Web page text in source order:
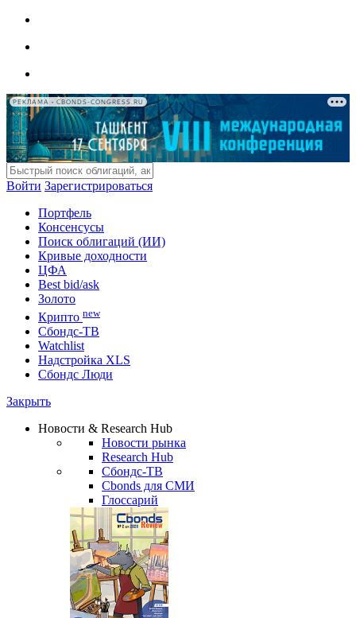
РЕКЛАМА • CBONDS-CONGRESS.RU
Войти Зарегистрироваться
Портфель
Консенсусы
Поиск облигаций (ИИ)
Кривые доходности
ЦФА
Best bid/ask
Золото
Крипто new
Сбондс-ТВ
Watchlist
Надстройка XLS
Сбондс Люди
Закрыть
Новости & Research Hub
Новости рынка
Research Hub
Сбондс-ТВ
Cbonds для СМИ
Глоссарий